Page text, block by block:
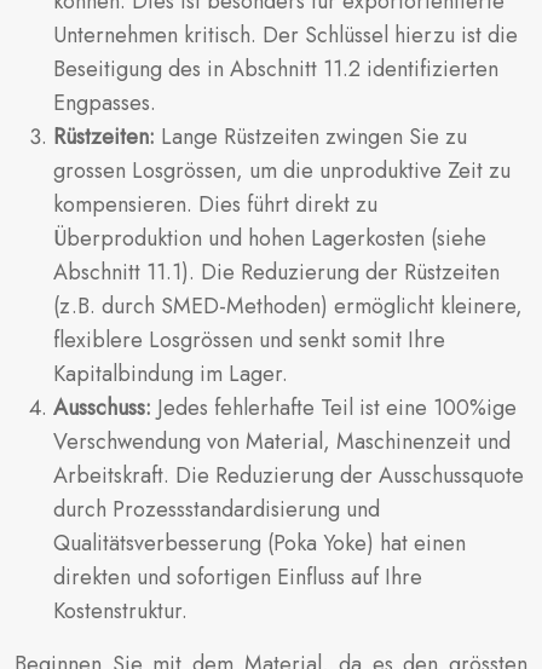
Unternehmen kritisch. Der Schlüssel hierzu ist die
Beseitigung des in Abschnitt 11.2 identifizierten
Engpasses.
Rüstzeiten: Lange Rüstzeiten zwingen Sie zu
grossen Losgrössen, um die unproduktive Zeit zu
kompensieren. Dies führt direkt zu
Überproduktion und hohen Lagerkosten (siehe
Abschnitt 11.1). Die Reduzierung der Rüstzeiten
(z.B. durch SMED-Methoden) ermöglicht kleinere,
flexiblere Losgrössen und senkt somit Ihre
Kapitalbindung im Lager.
Ausschuss: Jedes fehlerhafte Teil ist eine 100%ige
Verschwendung von Material, Maschinenzeit und
Arbeitskraft. Die Reduzierung der Ausschussquote
durch Prozessstandardisierung und
Qualitätsverbesserung (Poka Yoke) hat einen
direkten und sofortigen Einfluss auf Ihre
Kostenstruktur.